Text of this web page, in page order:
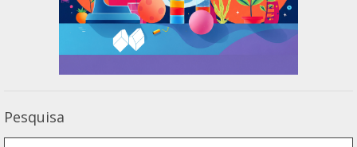
Pesquisa